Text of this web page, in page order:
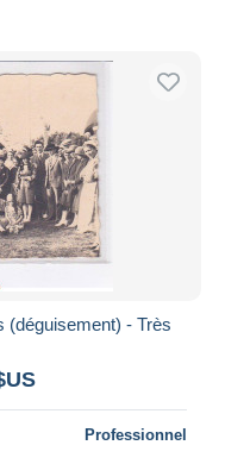
(déguisement) - Très
Professionnel